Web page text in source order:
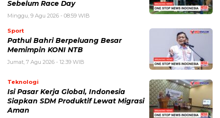
Sebelum Race Day
Minggu, 9 Agu 2026 - 08:59 WIB
Sport
Pathul Bahri Berpeluang Besar
Memimpin KONI NTB
Jumat, 7 Agu 2026 - 12:39 WIB
Teknologi
​Isi Pasar Kerja Global, Indonesia
Siapkan SDM Produktif Lewat Migrasi
Aman